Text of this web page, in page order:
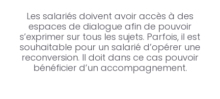
Les salariés doivent avoir accès à des
espaces de dialogue afin de pouvoir
s’exprimer sur tous les sujets. Parfois, il est
souhaitable pour un salarié d’opérer une
reconversion. Il doit dans ce cas pouvoir
bénéficier d’un accompagnement.